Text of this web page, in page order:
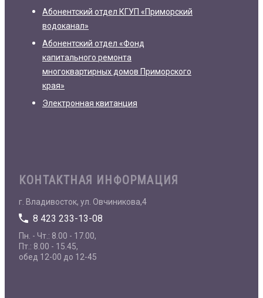
Абонентский отдел КГУП «Приморский
водоканал»
Абонентский отдел «Фонд
капитального ремонта
многоквартирных домов Приморского
края»
Электронная квитанция
КОНТАКТНАЯ ИНФОРМАЦИЯ
г. Владивосток, ул. Овчиникова,4
8 423 233-13-08
Пн. - Чт.: 8.00 - 17.00,
Пт.: 8.00 - 15.45,
обед 12-00 до 12-45